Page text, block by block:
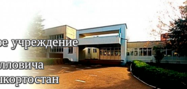
учреждение